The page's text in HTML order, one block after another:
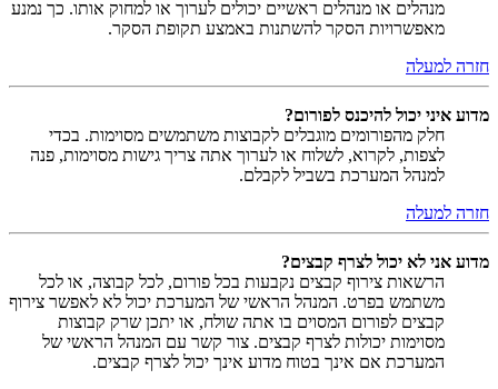
מנהלים או מנהלים ראשיים יכולים לערוך או למחוק אותו. כך נמנע
מאפשרויות הסקר להשתנות באמצע תקופת הסקר.
חזרה למעלה
מדוע איני יכול להיכנס לפורום?
חלק מהפורומים מוגבלים לקבוצות משתמשים מסוימות. בכדי
לצפות, לקרוא, לשלוח או לערוך אתה צריך גישות מסוימות, פנה
למנהל המערכת בשביל לקבלם.
חזרה למעלה
מדוע אני לא יכול לצרף קבצים?
הרשאות צירוף קבצים נקבעות בכל פורום, לכל קבוצה, או לכל
משתמש בפרט. המנהל הראשי של המערכת יכול לא לאפשר צירוף
קבצים לפורום המסוים בו אתה שולח, או יתכן שרק קבוצות
מסוימות יכולות לצרף קבצים. צור קשר עם המנהל הראשי של
המערכת אם אינך בטוח מדוע אינך יכול לצרף קבצים.